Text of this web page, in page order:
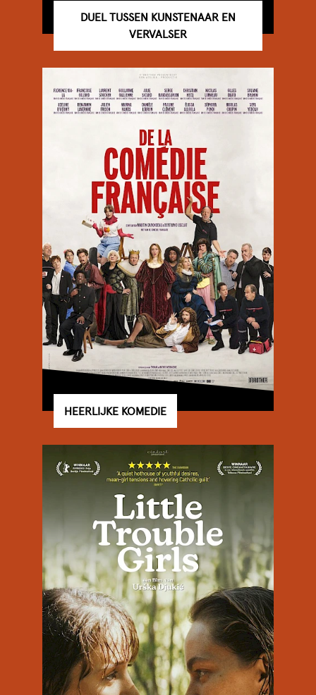
DUEL TUSSEN KUNSTENAAR EN
VERVALSER
HEERLIJKE KOMEDIE